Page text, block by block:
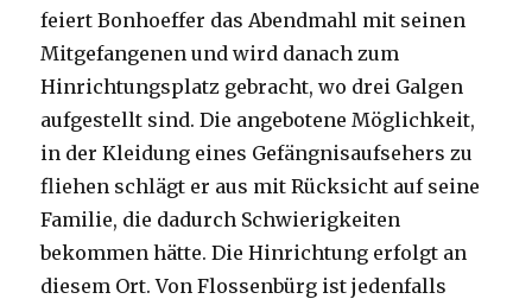
feiert Bonhoeffer das Abendmahl mit seinen
Mitgefangenen und wird danach zum
Hinrichtungsplatz gebracht, wo drei Galgen
aufgestellt sind. Die angebotene Möglichkeit,
in der Kleidung eines Gefängnisaufsehers zu
fliehen schlägt er aus mit Rücksicht auf seine
Familie, die dadurch Schwierigkeiten
bekommen hätte. Die Hinrichtung erfolgt an
diesem Ort. Von Flossenbürg ist jedenfalls